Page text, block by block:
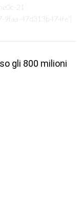
21′
9faa-47d313b474fe’]
gli 800 milioni